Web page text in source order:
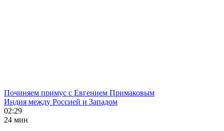
Починяем примус с Евгением Примаковым
Индия между Россией и Западом
02:29
24 мин